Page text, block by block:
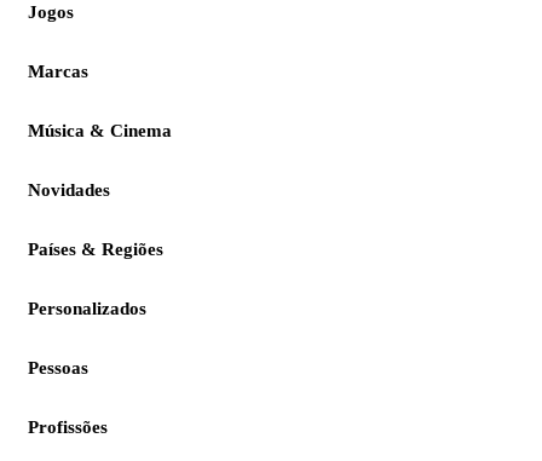
Jogos
Marcas
Música & Cinema
Novidades
Países & Regiões
Personalizados
Pessoas
Profissões